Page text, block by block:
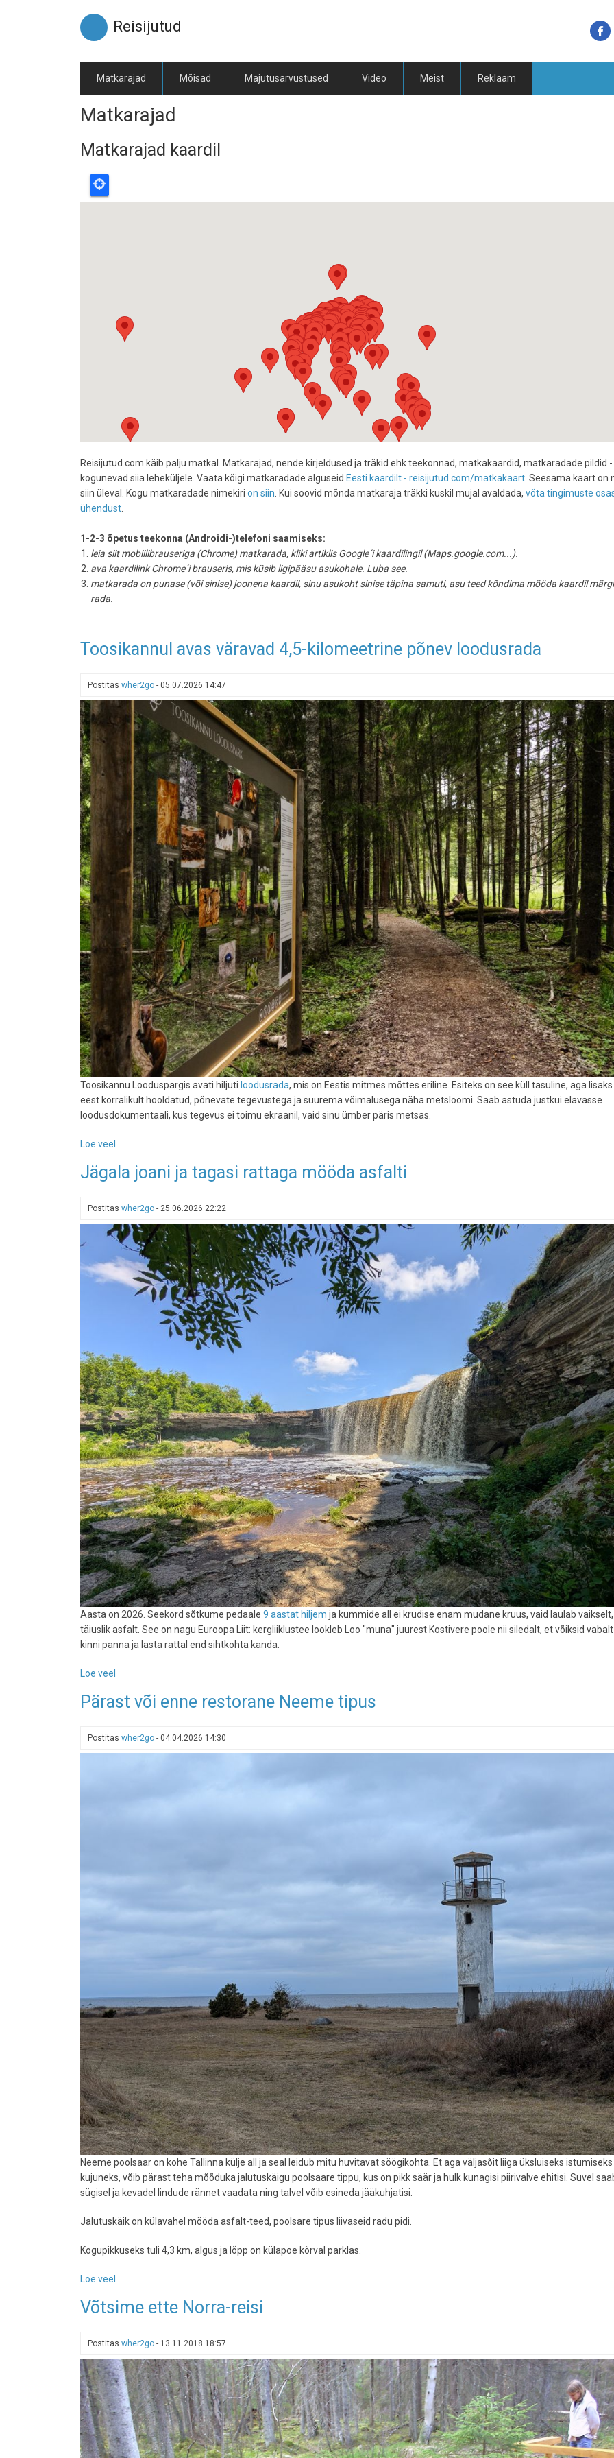
Reisijutud
Matkarajad Mõisad Majutusarvustused Video Meist Reklaam
Matkarajad
Matkarajad kaardil
Reisijutud.com käib palju matkal. Matkarajad, nende kirjeldused ja träkid ehk teekonnad, matkakaardid, matkaradade pildid -
kogunevad siia leheküljele. Vaata kõigi matkaradade alguseid Eesti kaardilt - reisijutud.com/matkakaart . Seesama kaart on
siin üleval. Kogu matkaradade nimekiri on siin . Kui soovid mõnda matkaraja träkki kuskil mujal avaldada, võta tingimuste
ühendust
1-2-3 õpetus teekonna (Androidi-)telefoni saamiseks:
leia siit mobiilibrauseriga (Chrome) matkarada, kliki artiklis Google´i kaardilingil (Maps.google.com...).
ava kaardilink Chrome´i brauseris, mis küsib ligipääsu asukohale. Luba see.
matkarada on punase (või sinise) joonena kaardil, sinu asukoht sinise täpina samuti, asu teed kõndima mööda kaardil
rada.
Toosikannul avas väravad 4,5-kilomeetrine põnev loodusrada
Postitas wher2go - 05.07.2026 14:47
Toosikannu Looduspargis avati hiljuti loodusrada, mis on Eestis mitmes mõttes eriline. Esiteks on see küll tasuline, aga
eest korralikult hooldatud, põnevate tegevustega ja suurema võimalusega näha metsloomi. Saab astuda justkui elavasse
loodusdokumentaali, kus tegevus ei toimu ekraanil, vaid sinu ümber päris metsas.
Loe veel
avas
4,5-
põnev
loodusrada
Jägala joani ja tagasi rattaga mööda asfalti
Postitas wher2go - 25.06.2026 22:22
Aasta on 2026. Seekord sõtkume pedaale 9 aastat hiljem ja kummide all ei krudise enam mudane kruus, vaid laulab
täiuslik asfalt. See on nagu Euroopa Liit: kergliiklustee lookleb Loo "muna" juurest Kostivere poole nii siledalt, et võiksid
kinni panna ja lasta rattal end sihtkohta kanda.
Loe veel
joani
tagasi
Pärast või enne restorane Neeme tipus
Postitas wher2go - 04.04.2026 14:30
Neeme poolsaar on kohe Tallinna külje all ja seal leidub mitu huvitavat söögikohta. Et aga väljasõit liiga üksluiseks istumiseks
kujuneks, võib pärast teha mõõduka jalutuskäigu poolsaare tippu, kus on pikk säär ja hulk kunagisi piirivalve ehitisi. Suvel
sügisel ja kevadel lindude rännet vaadata ning talvel võib esineda jääkuhjatisi.
Jalutuskäik on külavahel mööda asfalt-teed, poolsare tipus liivaseid radu pidi.
Kogupikkuseks tuli 4,3 km, algus ja lõpp on külapoe kõrval parklas.
Loe veel
või
restorane
tipus
Võtsime ette Norra-reisi
Postitas wher2go - 13.11.2018 18:57